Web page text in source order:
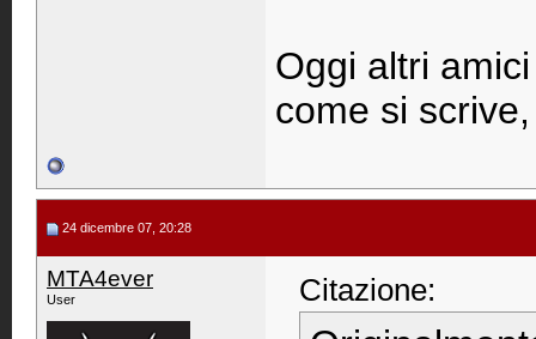
Oggi altri
come si
24 dicembre 07, 20:28
MTA4ever
User Citazione: